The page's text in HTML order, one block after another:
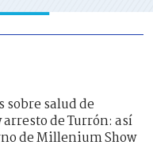
sobre salud de
arresto de Turrón: así
de Millenium Show